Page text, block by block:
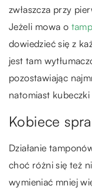
zwłaszcza przy
Jeżeli mowa o
dowiedzieć się z
jest tam
pozostawiając
natomiast
Kobiece
Działanie
choć różni się też
wymieniać mniej